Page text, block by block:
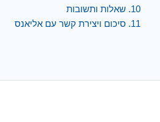
10. שאלות ותשובות
11. סיכום ויצירת קשר עם אליאנס